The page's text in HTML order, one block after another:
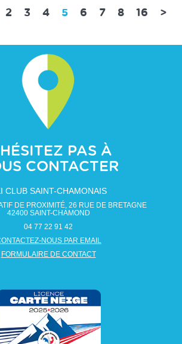
2 3 4 5(current)
6 7 8 16 >
PAS À
CONTACTER
CLUB SAINT-CHAMONAIS
DE PROXIMITÉ, 26 RUE DE BRETAGNE
42400 SAINT-CHAMOND
04 77 22 91 42
NOUS PAR EMAIL
FORMULAIRE DE CONTACT